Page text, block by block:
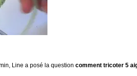
Line a posé la question comment tricoter 5